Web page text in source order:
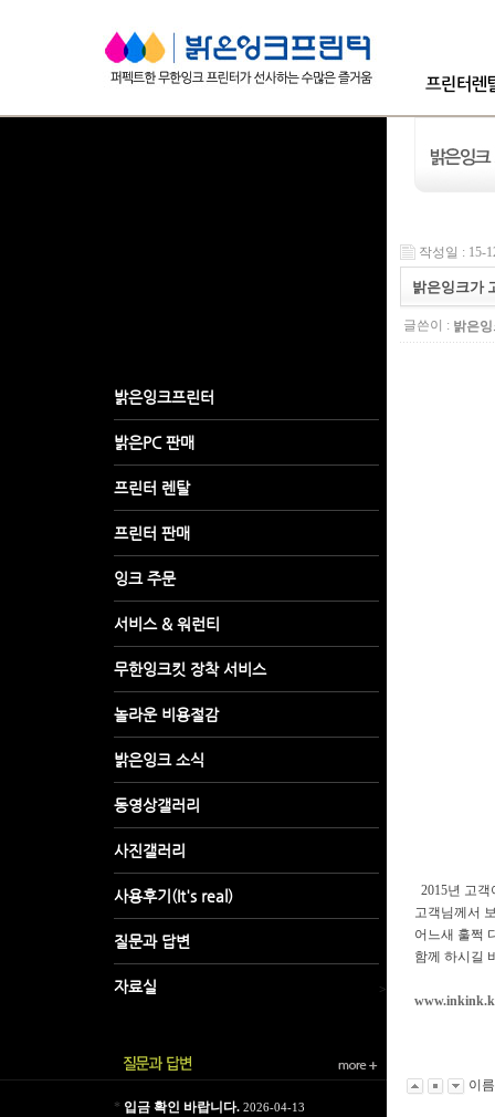
>
* 입금 확인 바랍니다.2026-04-13
작성일 : 15-
밝은잉크가
글쓴이 : 밝은잉
2015년 고객
고객님께서
어느새 훌쩍
함께 하시길
이